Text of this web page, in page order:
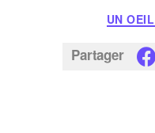
UN
Partager